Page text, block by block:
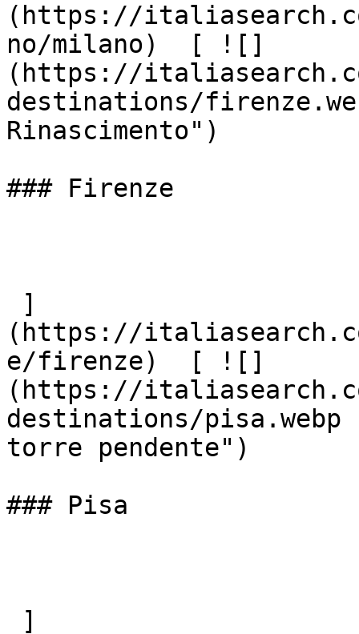
(https://
no/milano)  [ ![]
(https://
destinations/
Rinascimento")
### Firenze
(https://
e/firenze)  [ ![]
(https://
destinations/
torre pendente")
### Pisa